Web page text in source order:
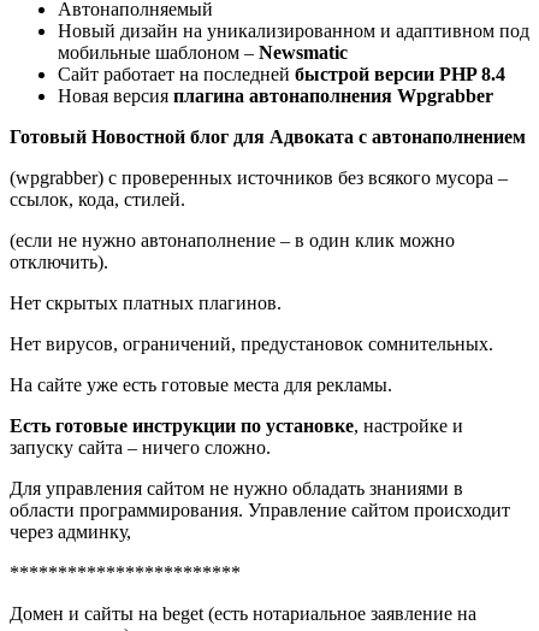
Автонаполняемый
Новый дизайн на уникализированном и адаптивном под
мобильные шаблоном – Newsmatic
Сайт работает на последней быстрой версии PHP 8.4
Новая версия плагина автонаполнения Wpgrabber
Готовый Новостной блог для Адвоката с автонаполнением
(wpgrabber) с проверенных источников без всякого мусора –
ссылок, кода, стилей.
(если не нужно автонаполнение – в один клик можно
отключить).
Нет скрытых платных плагинов.
Нет вирусов, ограничений, предустановок сомнительных.
На сайте уже есть готовые места для рекламы.
Есть готовые инструкции по установке, настройке и
запуску сайта – ничего сложно.
Для управления сайтом не нужно обладать знаниями в
области программирования. Управление сайтом происходит
через админку,
************************
Домен и сайты на beget (есть нотариальное заявление на